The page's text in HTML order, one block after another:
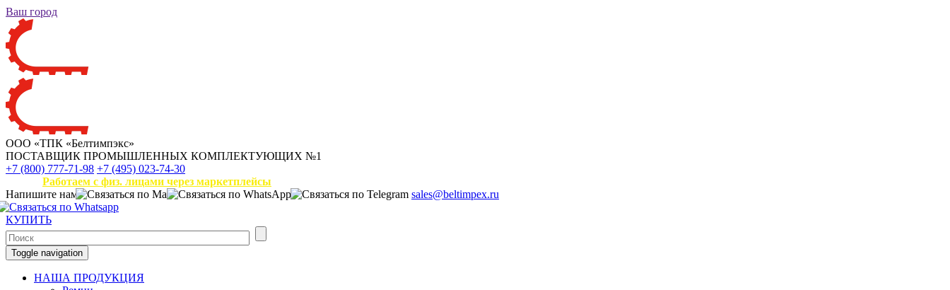
Ваш город
ООО «ТПК «Белтимпэкс»
ПОСТАВЩИК ПРОМЫШЛЕННЫХ КОМПЛЕКТУЮЩИХ №1
+7 (800) 777-71-98 +7 (495) 023-74-30
Работаем с физ. лицами через маркетплейсы
Напишите нам
sales@beltimpex.ru
КУПИТЬ
Toggle navigation
НАША ПРОДУКЦИЯ